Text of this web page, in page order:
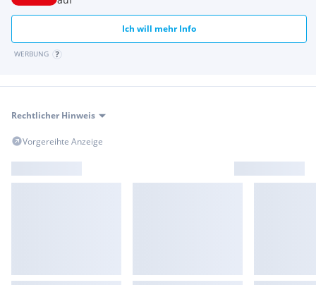
Kein Notverkauf!
Ich will mehr Info
WERBUNG
Rechtlicher Hinweis
Vorgereihte Anzeige